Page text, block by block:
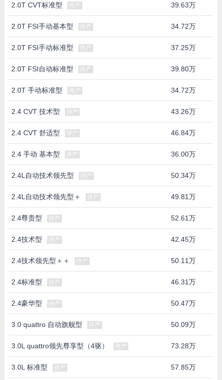
2.0T CVT标准型 停产 39.63万
2.0T FSI手动基本型 停产 34.72万
2.0T FSI手动标准型 停产 37.25万
2.0T FSI自动标准型 停产 39.80万
2.0T 手动标准型 停产 34.72万
2.4 CVT 技术型 停产 43.26万
2.4 CVT 舒适型 停产 46.84万
2.4 手动 基本型 停产 36.00万
2.4L自动技术领先型 停产 50.34万
2.4L自动技术领先型＋ 停产 49.81万
2.4尊贵型 停产 52.61万
2.4技术型 停产 42.45万
2.4技术领先型＋＋ 停产 50.11万
2.4标准型 停产 46.31万
2.4豪华型 停产 50.47万
3.0 quattro 自动旗舰型 停产 50.09万
3.0L quattro领先尊享型（4驱） 停产 73.28万
3.0L 标准型 停产 57.85万